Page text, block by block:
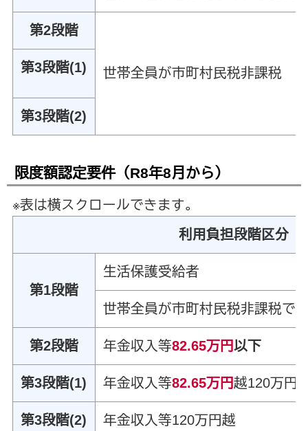
第2段階
世帯全員が市町村民税非課税
第3段階(1)
第3段階(2)
限度額認定要件（R8年8月から ）
※表は横スクロールできます。
利用負担段階区分
第1段階
生活保護受給者
世帯全員が市町村民税非課税で
第2段階 年金収入等82.65万円以下
第3段階(1) 年金収入等82.65万円越120万円
第3段階(2) 年金収入等120万円越